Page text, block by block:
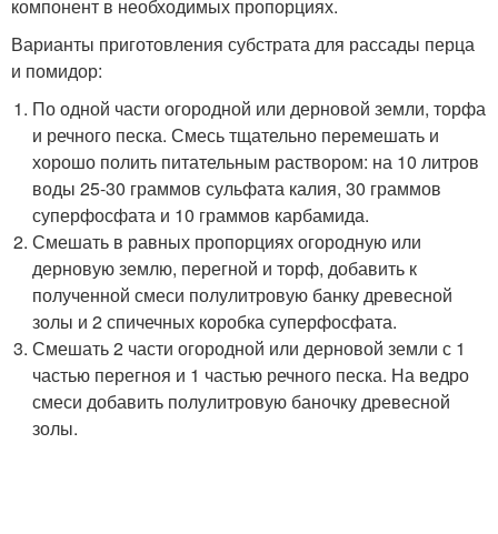
компонент в необходимых пропорциях.
Варианты приготовления субстрата для рассады перца
и помидор:
По одной части огородной или дерновой земли, торфа
и речного песка. Смесь тщательно перемешать и
хорошо полить питательным раствором: на 10 литров
воды 25-30 граммов сульфата калия, 30 граммов
суперфосфата и 10 граммов карбамида.
Смешать в равных пропорциях огородную или
дерновую землю, перегной и торф, добавить к
полученной смеси полулитровую банку древесной
золы и 2 спичечных коробка суперфосфата.
Смешать 2 части огородной или дерновой земли с 1
частью перегноя и 1 частью речного песка. На ведро
смеси добавить полулитровую баночку древесной
золы.